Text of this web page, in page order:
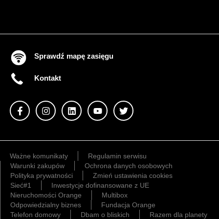
Sprawdź mapę zasięgu
Kontakt
Ważne komunikaty
Regulamin serwisu
Warunki zakupów
Ochrona danych osobowych
Polityka prywatności
Zmień ustawienia cookies
Sieć#1
Inwestycje dofinansowane z UE
Nieruchomości Orange
Multibox
Odpowiedzialny biznes
Fundacja Orange
Telefon domowy
Dbam o bliskich Razem dla planety